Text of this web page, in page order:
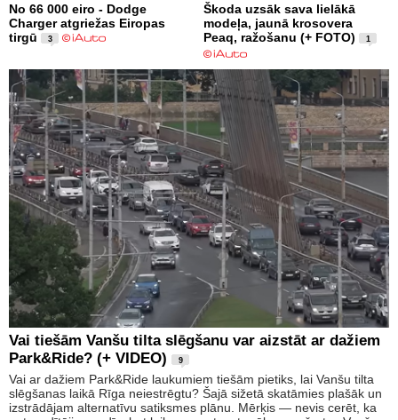
No 66 000 eiro - Dodge
Charger atgriežas Eiropas
tirgū
3
Škoda uzsāk sava lielākā
modeļa, jaunā krosovera
Peaq, ražošanu (+ FOTO)
1
Vai tiešām Vanšu tilta slēgšanu var aizstāt ar dažiem
Park&Ride? (+ VIDEO)
9
Vai ar dažiem Park&Ride laukumiem tiešām pietiks, lai Vanšu tilta
slēgšanas laikā Rīga neiestrēgtu? Šajā sižetā skatāmies plašāk un
izstrādājam alternatīvu satiksmes plānu. Mērķis — nevis cerēt, ka